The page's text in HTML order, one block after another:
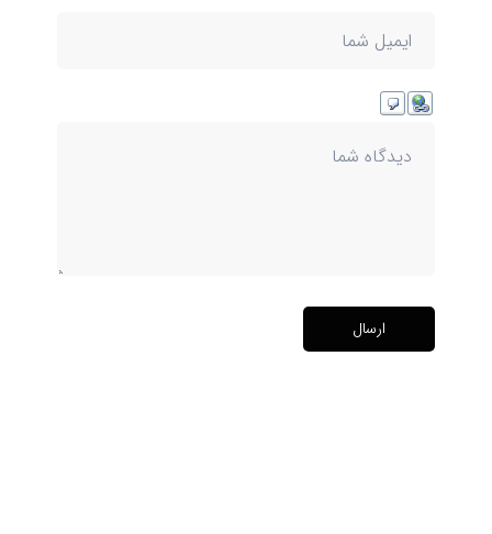
ارسال